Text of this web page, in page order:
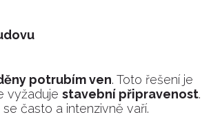
potrubím ven. Toto řešení je
vyžaduje stavební připravenost.
často a intenzivně vaří.